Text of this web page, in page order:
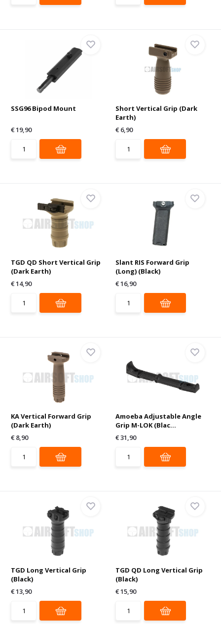
SSG96 Bipod Mount
€ 19,90
Short Vertical Grip (Dark
Earth)
€ 6,90
TGD QD Short Vertical Grip
(Dark Earth)
€ 14,90
Slant RIS Forward Grip
(Long) (Black)
€ 16,90
KA Vertical Forward Grip
(Dark Earth)
€ 8,90
Amoeba Adjustable Angle
Grip M-LOK (Blac...
€ 31,90
TGD Long Vertical Grip
(Black)
€ 13,90
TGD QD Long Vertical Grip
(Black)
€ 15,90